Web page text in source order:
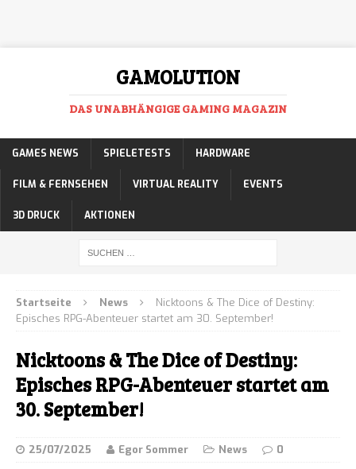
GAMOLUTION
DAS UNABHÄNGIGE GAMING MAGAZIN
GAMES NEWS SPIELETESTS HARDWARE
FILM & FERNSEHEN VIRTUAL REALITY EVENTS
3D DRUCK AKTIONEN
Startseite News
Nicktoons & The Dice of Destiny:
Episches RPG-Abenteuer startet am 30. September!
Nicktoons & The Dice of Destiny:
Episches RPG-Abenteuer startet am
30. September!
25/07/2025 Egor Sommer News 0